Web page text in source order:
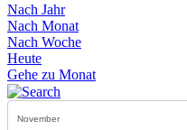
Nach Jahr
Nach Monat
Nach Woche
Heute
Gehe zu Monat